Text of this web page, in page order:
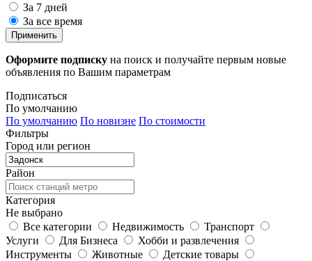
За 7 дней
За все время
Применить
Оформите подписку на поиск и получайте первым новые
объявления по Вашим параметрам
Подписаться
По умолчанию
По умолчанию По новизне По стоимости
Фильтры
Город или регион
Район
Категория
Не выбрано
Все категории
Недвижимость
Транспорт
Услуги
Для Бизнеса
Хобби и развлечения
Инструменты
Животные
Детские товары